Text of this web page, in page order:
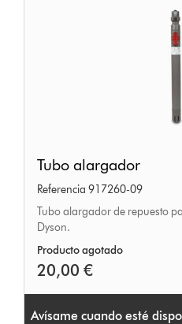
alargador
Tubo alargador
Referencia 917260-09
Tubo alargador de repuesto
Dyson.
Producto agotado
20,00 €
Avísame cuando esté